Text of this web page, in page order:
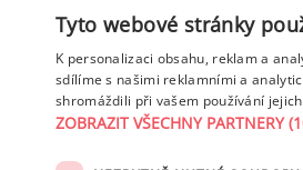
Tyto webové stránky
K personalizaci obsahu, reklam a
sdílíme s našimi reklamními a
shromáždili při vašem používání
ZOBRAZIT VŠECHNY PARTNERY